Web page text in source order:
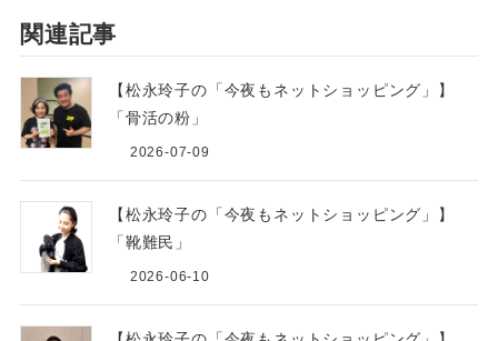
関連記事
【松永玲子の「今夜もネットショッピング」】
「骨活の粉」
2026-07-09
【松永玲子の「今夜もネットショッピング」】
「靴難民」
2026-06-10